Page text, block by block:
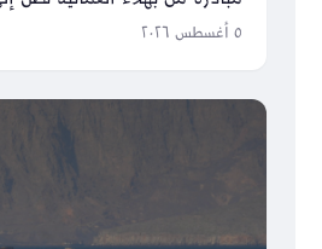
٥ أغسطس ٢٠٢٦